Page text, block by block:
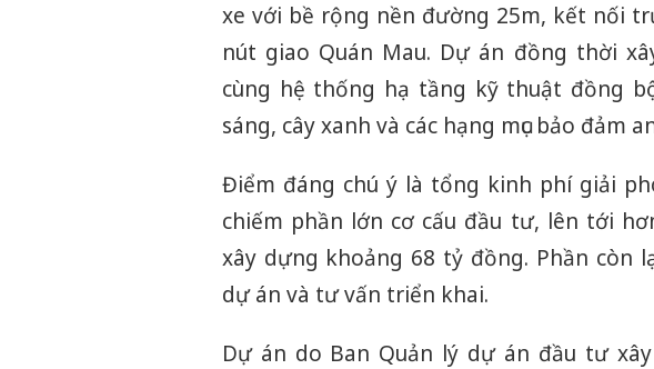
xe với bề rộng nền đường 25m, kết nối
nút giao Quán Mau. Dự án đồng thời
cùng hệ thống hạ tầng kỹ thuật đồng
sáng, cây xanh và các hạng mục bảo đảm
Điểm đáng chú ý là tổng kinh phí giải
chiếm phần lớn cơ cấu đầu tư, lên tới
xây dựng khoảng 68 tỷ đồng. Phần còn
dự án và tư vấn triển khai.
Dự án do Ban Quản lý dự án đầu tư